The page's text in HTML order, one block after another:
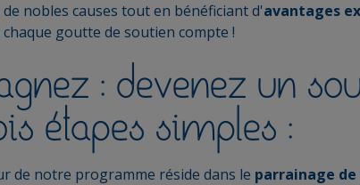
nobles causes tout en bénéficiant d'avantages
goutte de soutien compte !
: devenez un
étapes simples :
de notre programme réside dans le parrainage de